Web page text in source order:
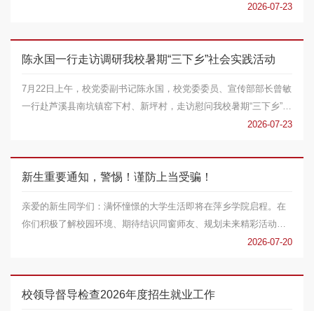
2026-07-23
陈永国一行走访调研我校暑期“三下乡”社会实践活动
7月22日上午，校党委副书记陈永国，校党委委员、宣传部部长曾敏
一行赴芦溪县南坑镇窑下村、新坪村，走访慰问我校暑期“三下乡”社
2026-07-23
新生重要通知，警惕！谨防上当受骗！
亲爱的新生同学们：满怀憧憬的大学生活即将在萍乡学院启程。在
你们积极了解校园环境、期待结识同窗师友、规划未来精彩活动之
2026-07-20
校领导督导检查2026年度招生就业工作